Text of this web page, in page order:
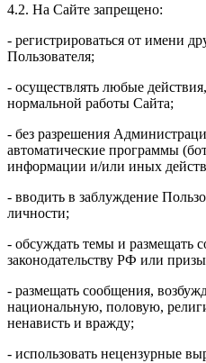
4.2. На Сайте запрещено:
- регистрироваться от имени
Пользователя;
- осуществлять любые
нормальной работы Сайта;
- без разрешения
автоматические программы
информации и/или иных
- вводить в заблуждение
личности;
- обсуждать темы и размещать
законодательству РФ или
- размещать сообщения,
национальную, половую,
ненависть и вражду;
- использовать нецензурные